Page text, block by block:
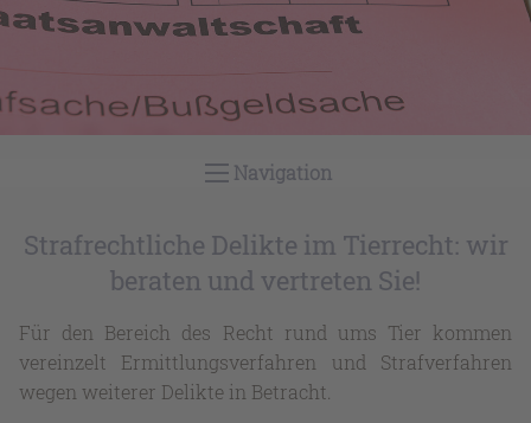
Navigation
Strafrechtliche Delikte im Tierrecht: wir
beraten und vertreten Sie!
Für den Bereich des Recht rund ums Tier kommen
vereinzelt Ermittlungsverfahren und Strafverfahren
wegen weiterer Delikte in Betracht.